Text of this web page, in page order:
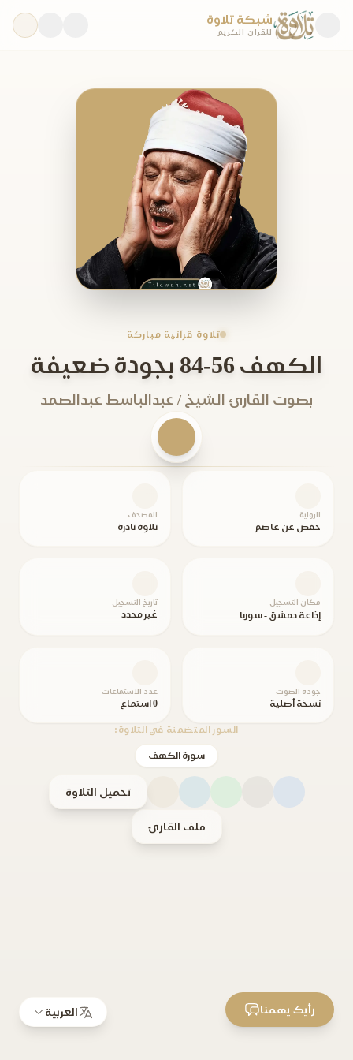
شبكة تلاوة
للقرآن الكريم
تلاوة قرآنية مباركة
الكهف 56-84 بجودة ضعيفة
بصوت القارئ الشيخ / عبدالباسط عبدالصمد
الرواية
حفص عن عاصم
المصحف
تلاوة نادرة
مكان التسجيل
إذاعة دمشق - سوريا
تاريخ التسجيل
غير محدد
جودة الصوت
نسخة أصلية
عدد الاستماعات
0 استماع
السور المتضمنة في التلاوة:
سورة الكهف
تحميل التلاوة
ملف القارئ
العربية رأيك يهمنا